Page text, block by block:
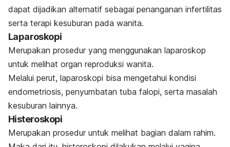
dapat dijadikan alternatif sebagai penanganan infertilitas
serta terapi kesuburan pada wanita.
Laparoskopi
Merupakan prosedur yang menggunakan laparoskop
untuk melihat organ reproduksi wanita.
Melalui perut, laparoskopi bisa mengetahui kondisi
endometriosis, penyumbatan tuba falopi, serta masalah
kesuburan lainnya.
Histeroskopi
Merupakan prosedur untuk melihat bagian dalam rahim.